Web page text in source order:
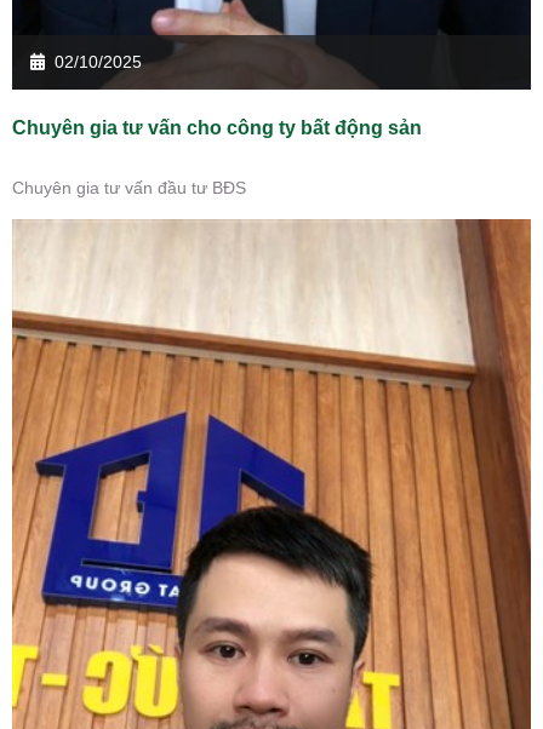
02/10/2025
Chuyên gia tư vấn cho công ty bất động sản
Chuyên gia tư vấn đầu tư BĐS